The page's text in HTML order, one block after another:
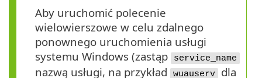
Aby uruchomić polecenie
wielowierszowe w celu zdalnego
ponownego uruchomienia usługi
systemu Windows (zastąp
service_name
nazwą usługi, na przykład wuauserv
dla